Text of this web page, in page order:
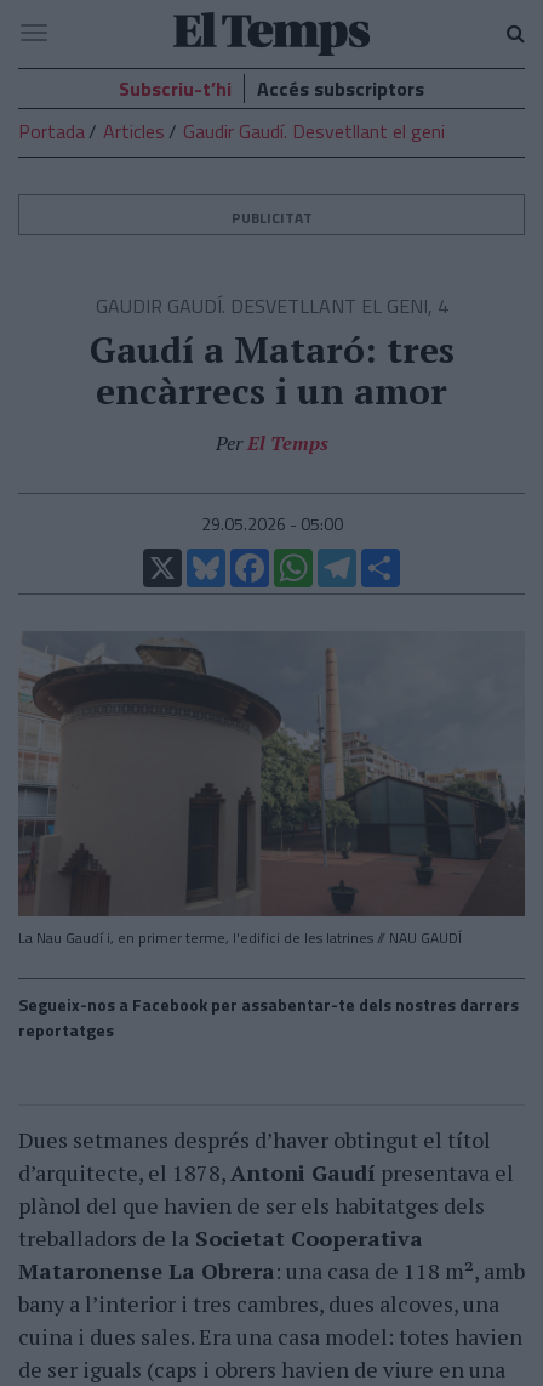
El
Temps
Navegació
Subscriu-t’hi
Accés subscriptors
Portada
Articles Gaudir Gaudí. Desvetllant el geni
PUBLICITAT
GAUDIR GAUDÍ. DESVETLLANT EL GENI, 4
Gaudí a Mataró: tres
encàrrecs i un amor
PerEl Temps
29.05.2026 - 05:00
X
BlueskyFacebookWhatsAppTelegram
La Nau Gaudí i, en primer terme, l'edifici de les latrines // NAU GAUDÍ
Segueix-nos a Facebook per assabentar-te dels nostres darrers
reportatges
Dues setmanes després d’haver obtingut el títol
d’arquitecte, el 1878,Antoni Gaudí presentava el
plànol del que havien de ser els habitatges dels
treballadors de la Societat Cooperativa
Mataronense La Obrera: una casa de 118 m², amb
bany a l’interior i tres cambres, dues alcoves, una
cuina i dues sales. Era una casa model: totes havien
de ser iguals (caps i obrers havien de viure en una